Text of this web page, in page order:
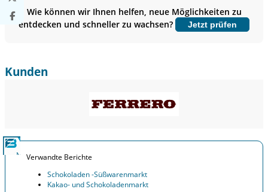
Jetzt anpassen
Wie können wir Ihnen helfen, neue Möglichkeiten zu
entdecken und schneller zu wachsen?
Jetzt prüfen
Kunden
Verwandte Berichte
Schokoladen -Süßwarenmarkt
Kakao- und Schokoladenmarkt